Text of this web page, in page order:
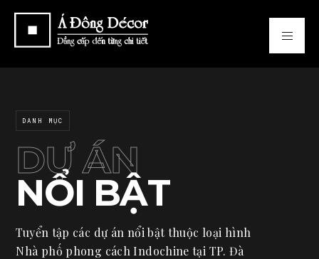
DANH MỤC
DỰ ÁN
NỔI BẬT
Tuyển tập các dự án nổi bật thuộc loại hình
Nhà phố phong cách Indochine tại TP. Đà